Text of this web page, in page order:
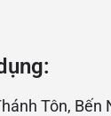
Tôn, Bến